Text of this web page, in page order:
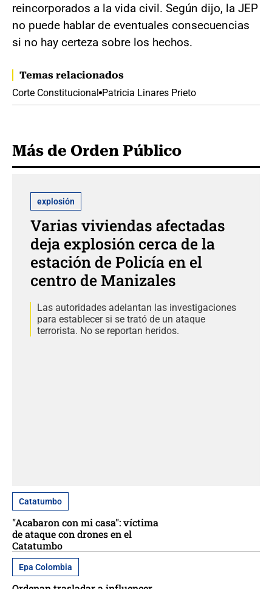
reincorporados a la vida civil. Según dijo, la JEP
no puede hablar de eventuales consecuencias
si no hay certeza sobre los hechos.
Temas relacionados
Corte Constitucional Patricia Linares Prieto
Más de Orden Público
explosión
Varias viviendas afectadas
deja explosión cerca de la
estación de Policía en el
centro de Manizales
Las autoridades adelantan las investigaciones
para establecer si se trató de un ataque
terrorista. No se reportan heridos.
Catatumbo
"Acabaron con mi casa": víctima
de ataque con drones en el
Catatumbo
Epa Colombia